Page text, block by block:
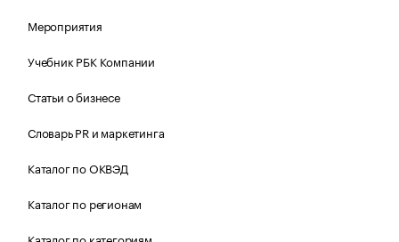
Мероприятия
Учебник РБК Компании
Статьи о бизнесе
Словарь PR и маркетинга
Каталог по ОКВЭД
Каталог по регионам